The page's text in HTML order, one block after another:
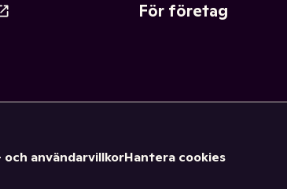
För företag
och användarvillkorHantera cookies